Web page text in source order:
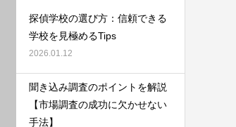
探偵学校の選び方：信頼できる
学校を見極めるTips
2026.01.12
聞き込み調査のポイントを解説
【市場調査の成功に欠かせない
手法】